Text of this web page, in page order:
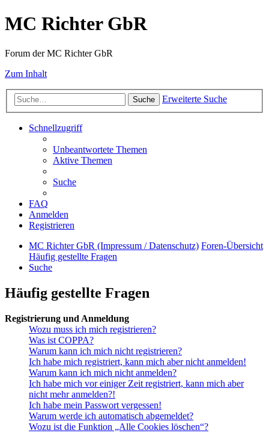
MC Richter GbR
Forum der MC Richter GbR
Zum Inhalt
Suche Erweiterte Suche
Schnellzugriff
Unbeantwortete Themen
Aktive Themen
Suche
FAQ
Anmelden
Registrieren
MC Richter GbR (Impressum / Datenschutz) Foren-Übersicht
Häufig gestellte Fragen
Suche
Häufig gestellte Fragen
Registrierung und Anmeldung
Wozu muss ich mich registrieren?
Was ist COPPA?
Warum kann ich mich nicht registrieren?
Ich habe mich registriert, kann mich aber nicht anmelden!
Warum kann ich mich nicht anmelden?
Ich habe mich vor einiger Zeit registriert, kann mich aber
nicht mehr anmelden?!
Ich habe mein Passwort vergessen!
Warum werde ich automatisch abgemeldet?
Wozu ist die Funktion „Alle Cookies löschen“?